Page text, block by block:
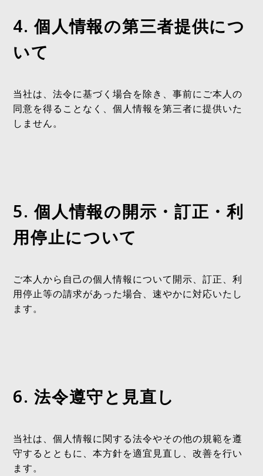
4. 個人情報の第三者提供につ
いて
当社は、法令に基づく場合を除き、事前にご本人の
同意を得ることなく、個人情報を第三者に提供いた
しません。
5. 個人情報の開示・訂正・利
用停止について
ご本人から自己の個人情報について開示、訂正、利
用停止等の請求があった場合、速やかに対応いたし
ます。
6. 法令遵守と見直し
当社は、個人情報に関する法令やその他の規範を遵
守するとともに、本方針を適宜見直し、改善を行い
ます。